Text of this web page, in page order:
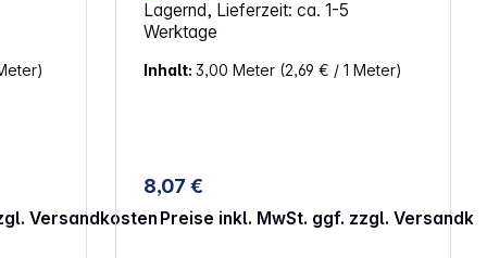
Ihrem
von
4K-
Versandkosten
Eigenschaften: F-Stecker / F-Stecker
Lagernd, Lieferzeit: ca. 1-5
Werktage
Inhalt:3,00 Meter (2,69 € / 1 Meter)
8,07 €
Preise inkl. MwSt. ggf. zzgl.